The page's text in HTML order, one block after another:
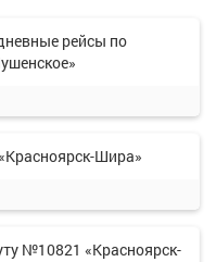
рейсы по
Шира»
№10821 «Красноярск-